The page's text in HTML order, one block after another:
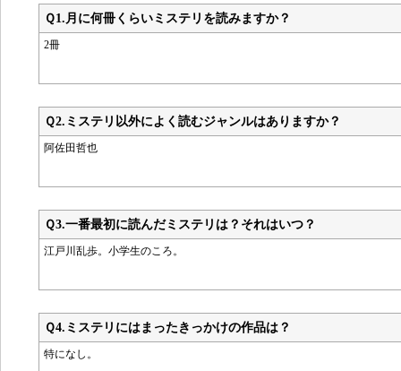
Ｑ1. 月に何冊くらいミステリを読みますか？
2冊
Ｑ2. ミステリ以外によく読むジャンルはありますか？
阿佐田哲也
Ｑ3.一番最初に読んだミステリは？それはいつ？
江戸川乱歩。小学生のころ。
Ｑ4. ミステリにはまったきっかけの作品は？
特になし。